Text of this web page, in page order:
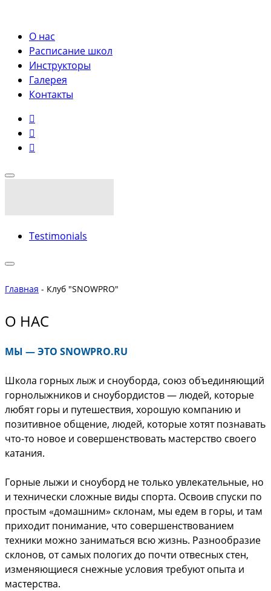
О нас
Расписание школ
Инструкторы
Галерея
Контакты
Testimonials
Главная - Клуб "SNOWPRO"
О НАС
МЫ — ЭТО SNOWPRO.RU
Школа горных лыж и сноуборда, союз объединяющий
горнолыжников и сноубордистов — людей, которые
любят горы и путешествия, хорошую компанию и
позитивное общение, людей, которые хотят познавать
что-то новое и совершенствовать мастерство своего
катания.
Горные лыжи и сноуборд не только увлекательные, но
и технически сложные виды спорта. Освоив спуски по
простым «домашним» склонам, мы едем в горы, и там
приходит понимание, что совершенствованием
техники можно заниматься всю жизнь. Разнообразие
склонов, от самых пологих до почти отвесных стен,
изменяющиеся снежные условия требуют опыта и
мастерства.